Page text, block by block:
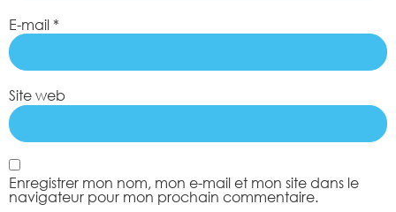
E-mail *
Site web
Enregistrer mon nom, mon e-mail et mon site dans le
navigateur pour mon prochain commentaire.